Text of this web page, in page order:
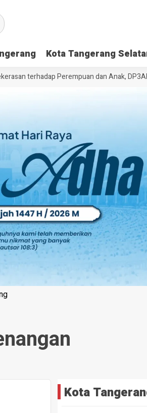
Kota Tangerang
terhadap Perempuan dan Anak,
Kota